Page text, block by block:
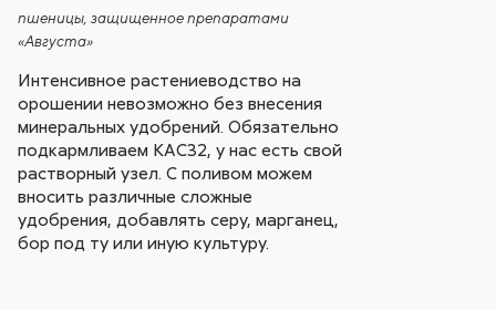
пшеницы, защищенное препаратами
«Августа»
Интенсивное растениеводство на
орошении невозможно без внесения
минеральных удобрений. Обязательно
подкармливаем КАС32, у нас есть свой
растворный узел. С поливом можем
вносить различные сложные
удобрения, добавлять серу, марганец,
бор под ту или иную культуру.